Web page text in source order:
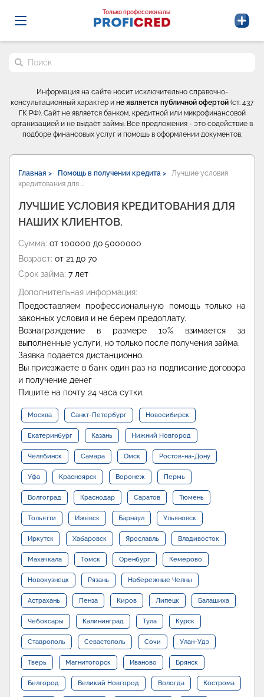
Probrokery - Только профессионалы
Только профессионалы
Поиск по сайту
Информация на сайте носит исключительно справочно-
консультационный характер и не является публичной офертой (ст. 437
ГК РФ). Сайт не является банком, кредитной или микрофинансовой
организацией и не выдаёт займы. Все предложения - это содействие в
подборе финансовых услуг и помощь в оформлении документов.
Главная > Помощь в получении кредита >
Лучшие условия
кредитования для …
ЛУЧШИЕ УСЛОВИЯ КРЕДИТОВАНИЯ ДЛЯ
НАШИХ КЛИЕНТОВ.
Сумма: от 100000 до 5000000
Возраст: от 21 до 70
Срок займа: 7 лет
Дополнительная информация:
Предоставляем профессиональную помощь только на
законных условия и не берем предоплату.
Вознаграждение в размере 10% взимается за
выполненные услуги, но только после получения займа.
Заявка подается дистанционно.
Вы приезжаете в банк один раз на подписание договора
и получение денег
Пишите на почту 24 часа сутки.
Москва Санкт-Петербург Новосибирск
Екатеринбург Казань Нижний Новгород
Челябинск Самара Омск Ростов-на-Дону
Уфа Красноярск Воронеж Пермь
Волгоград Краснодар Саратов Тюмень
Тольятти Ижевск Барнаул Ульяновск
Иркутск Хабаровск Ярославль Владивосток
Махачкала Томск Оренбург Кемерово
Новокузнецк Рязань Набережные Челны
Астрахань Пенза Киров Липецк Балашиха
Чебоксары Калининград Тула Курск
Ставрополь Севастополь Сочи Улан-Удэ
Тверь Магнитогорск Иваново Брянск
Белгород Великий Новгород Вологда Кострома